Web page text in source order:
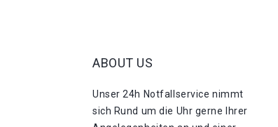
ABOUT US
Unser 24h Notfallservice nimmt
sich Rund um die Uhr gerne Ihrer